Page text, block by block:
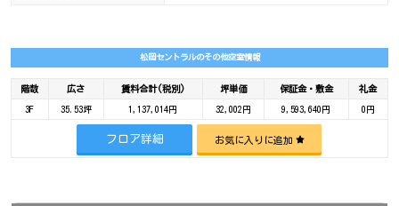
松岡セントラルのその他空室情報
階数 広さ 賃料合計(税別) 坪単価 保証金・敷金 礼金
3F 35.53坪 1,137,014円 32,002円 9,593,640円 0円
フロア詳細 お気に入りに追加